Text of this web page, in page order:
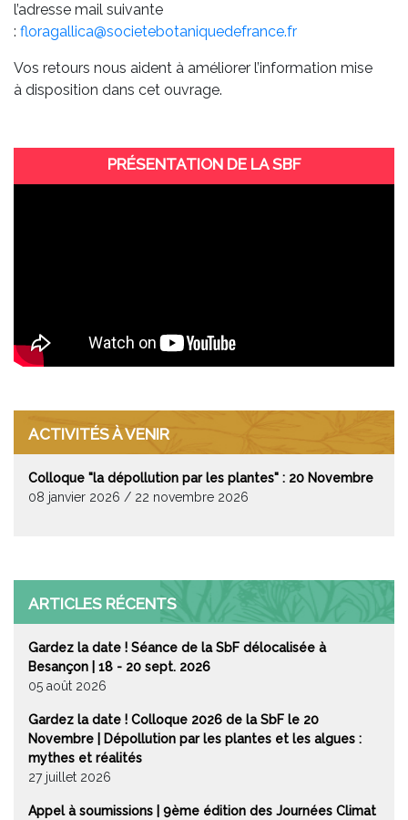
l’adresse mail suivante
: floragallica@societebotaniquedefrance.fr
Vos retours nous aident à améliorer l’information mise
à disposition dans cet ouvrage.
PRÉSENTATION DE LA SBF
ACTIVITÉS À VENIR
Colloque "la dépollution par les plantes" : 20 Novembre
08 janvier 2026 / 22 novembre 2026
ARTICLES RÉCENTS
Gardez la date ! Séance de la SbF délocalisée à
Besançon | 18 - 20 sept. 2026
05 août 2026
Gardez la date ! Colloque 2026 de la SbF le 20
Novembre | Dépollution par les plantes et les algues :
mythes et réalités
27 juillet 2026
Appel à soumissions | 9ème édition des Journées Climat